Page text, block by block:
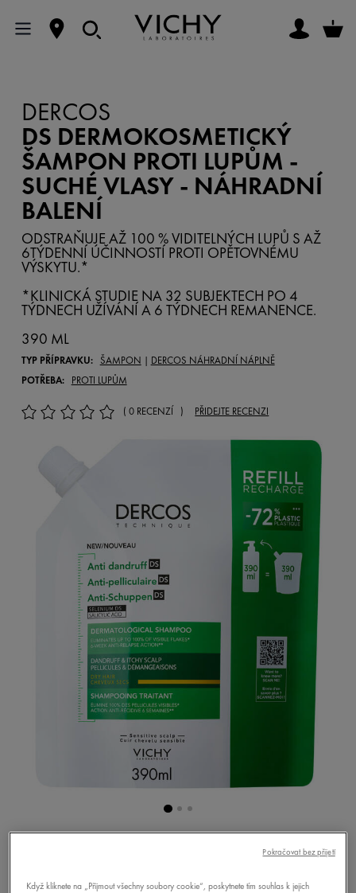
DERCOS
DS DERMOKOSMETICKÝ
ŠAMPON PROTI LUPŮM -
SUCHÉ VLASY - NÁHRADNÍ
BALENÍ
ODSTRAŇUJE AŽ 100 % VIDITELNÝCH LUPŮ S AŽ
6TÝDENNÍ ÚČINNOSTÍ PROTI OPĚTOVNÉMU
VÝSKYTU.*
*KLINICKÁ STUDIE NA 32 SUBJEKTECH PO 4
TÝDNECH UŽÍVÁNÍ A 6 TÝDNECH REMANENCE.
390 ML
TYP PŘÍPRAVKU: ŠAMPON | DERCOS NÁHRADNÍ NÁPLNĚ
POTŘEBA:
PROTI LUPŮM
( 0 RECENZÍ ) PŘIDEJTE RECENZI
Když kliknete na „Přijmout všechny soubory cookie“, poskytnete tím souhlas k jejich
Pokračovat bez přijetí